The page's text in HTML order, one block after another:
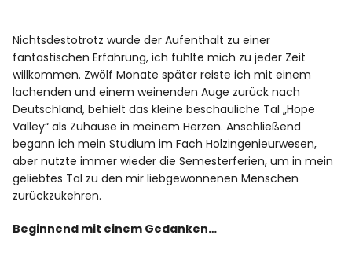
Nichtsdestotrotz wurde der Aufenthalt zu einer
fantastischen Erfahrung, ich fühlte mich zu jeder Zeit
willkommen. Zwölf Monate später reiste ich mit einem
lachenden und einem weinenden Auge zurück nach
Deutschland, behielt das kleine beschauliche Tal „Hope
Valley“ als Zuhause in meinem Herzen. Anschließend
begann ich mein Studium im Fach Holzingenieurwesen,
aber nutzte immer wieder die Semesterferien, um in mein
geliebtes Tal zu den mir liebgewonnenen Menschen
zurückzukehren.
Beginnend mit einem Gedanken…